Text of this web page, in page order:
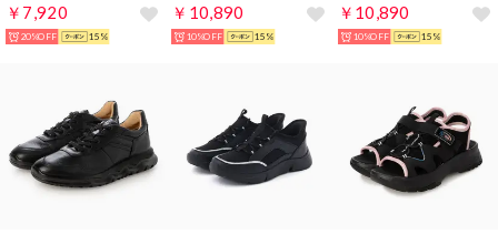
￥7,920
20%OFF 15%
￥10,890
10%OFF 15%
￥10,890
10%OFF 15%